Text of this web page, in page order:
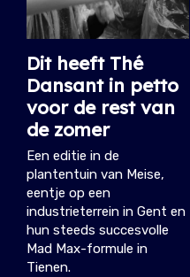
Dit heeft Thé
Dansant in petto
voor de rest van
de zomer
Een editie in de
plantentuin van Meise,
eentje op een
industrieterrein in Gent en
hun steeds succesvolle
Mad Max-formule in
Tienen.